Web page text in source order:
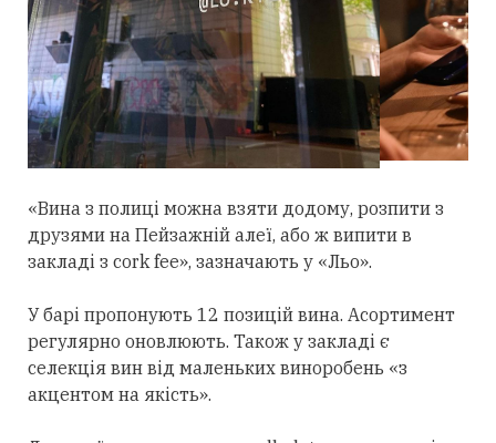
«Вина з полиці можна взяти додому, розпити з
друзями на Пейзажній алеї, або ж випити в
закладі з cork fee», зазначають у «Льо».
У барі пропонують 12 позицій вина. Асортимент
регулярно оновлюють. Також у закладі є
селекція вин від маленьких виноробень «з
акцентом на якість».